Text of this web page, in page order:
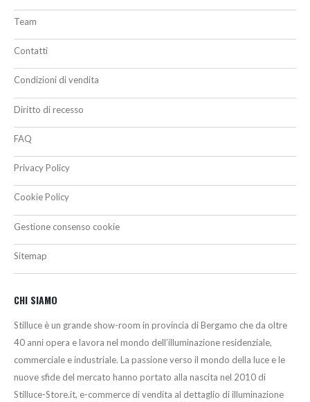
Team
Contatti
Condizioni di vendita
Diritto di recesso
FAQ
Privacy Policy
Cookie Policy
Gestione consenso cookie
Sitemap
CHI SIAMO
Stilluce è un grande show-room in provincia di Bergamo che da oltre
40 anni opera e lavora nel mondo dell’illuminazione residenziale,
commerciale e industriale. La passione verso il mondo della luce e le
nuove sfide del mercato hanno portato alla nascita nel 2010 di
Stilluce-Store.it, e-commerce di vendita al dettaglio di illuminazione